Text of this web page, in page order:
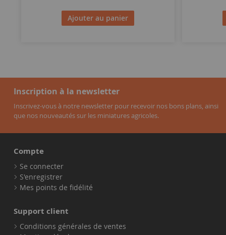
Ajouter au panier
Inscription à la newsletter
Inscrivez-vous à notre newsletter pour recevoir nos bons plans, ainsi
que nos nouveautés sur les miniatures agricoles.
Compte
Se connecter
S'enregistrer
Mes points de fidélité
Support client
Conditions générales de ventes